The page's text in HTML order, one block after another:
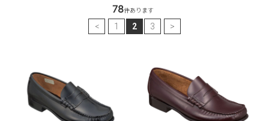
78件あります
< 1 2 3 >